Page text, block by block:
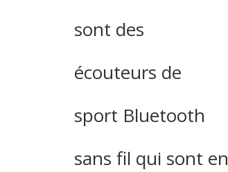
sont des
écouteurs de
sport Bluetooth
sans fil qui sont en